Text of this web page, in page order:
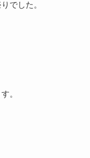
でした。
。